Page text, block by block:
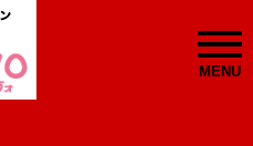
MENU